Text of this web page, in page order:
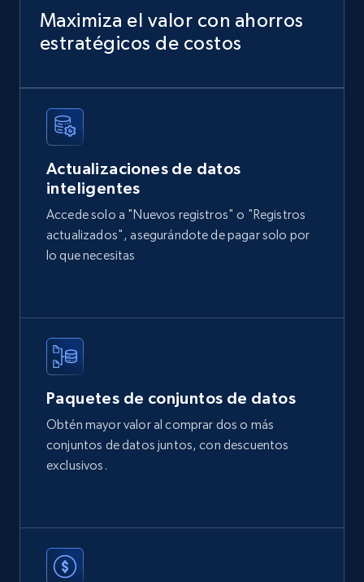
URL, Domain, Country code, Model number,
Sku, Product id, Product name, Manufacturer,
and more.
eCommerce
2.1K+
Amazon products global dataset
Title, Seller name, Brand, Description, Initial
Etsy
price, and more.
eCommerce
Maximiza el valor con ahorros
estratégicos de costos
Actualizaciones de datos
inteligentes
Accede solo a "Nuevos registros" o "Registros
actualizados", asegurándote de pagar solo por
lo que necesitas
Paquetes de conjuntos de datos
Obtén mayor valor al comprar dos o más
conjuntos de datos juntos, con descuentos
exclusivos.